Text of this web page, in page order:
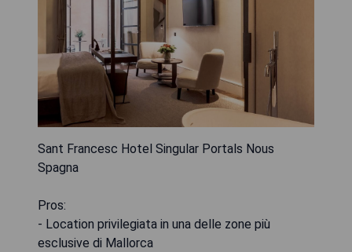
Sant Francesc Hotel Singular Portals Nous
Spagna
Pros:
- Location privilegiata in una delle zone più
esclusive di Mallorca